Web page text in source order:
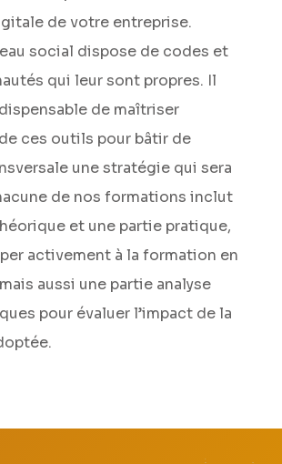
de votre entreprise.
social dispose de codes et
qui leur sont propres. Il
de maîtriser
ces outils pour bâtir de
une stratégie qui sera
de nos formations inclut
et une partie pratique,
activement à la formation en
aussi une partie analyse
pour évaluer l’impact de la